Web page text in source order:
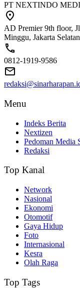
PT NEXTINDO
AD Premier 9th floor,
Minggu, Jakarta
0812-1919-9586
Menu
Indeks Berita
Nextizen
Pedoman Media
Redaksi
Top Kanal
Network
Nasional
Ekonomi
Otomotif
Gaya Hidup
Foto
Internasional
Kesra
Olah Raga
Top Tags